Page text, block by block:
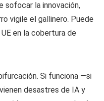
sofocar la innovación,
vigile el gallinero. Puede
en la cobertura de
Si funciona —si
desastres de IA y